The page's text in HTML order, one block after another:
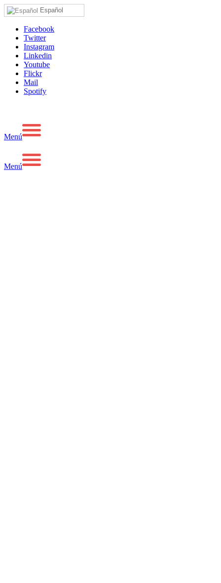
Español
Facebook
Twitter
Instagram
Linkedin
Youtube
Flickr
Mail
Spotify
Menú
Menú